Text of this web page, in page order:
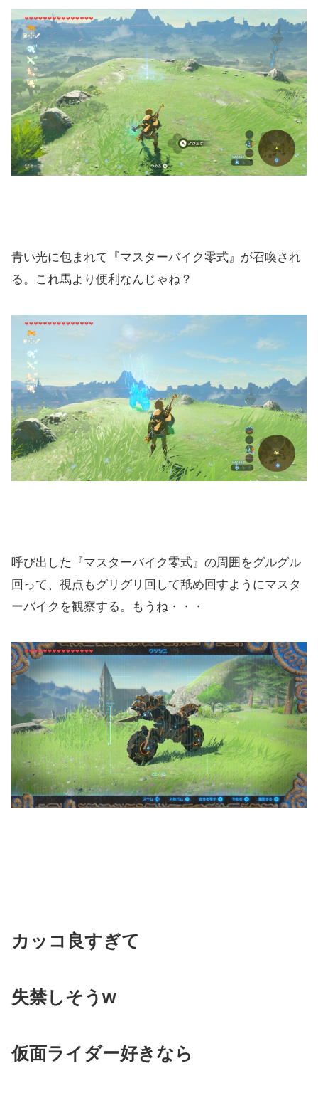
青い光に包まれて『マスターバイク零式』が召喚され
る。これ馬より便利なんじゃね？
呼び出した『マスターバイク零式』の周囲をグルグル
回って、視点もグリグリ回して舐め回すようにマスタ
ーバイクを観察する。もうね・・・
カッコ良すぎて
失禁しそうw
仮面ライダー好きなら